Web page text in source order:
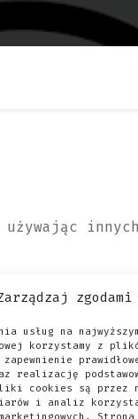
usług na
korzystamy z
zapewnienie
realizację
cookies są przez
i analiz
od tego,